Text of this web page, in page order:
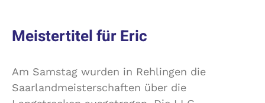
Meistertitel für Eric
Am Samstag wurden in Rehlingen die
Saarlandmeisterschaften über die